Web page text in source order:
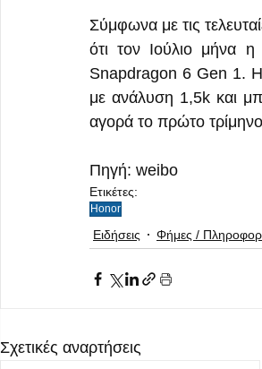
Σύμφωνα με τις
ότι τον Ιούλιο μήνα η
Snapdragon 6 Gen 1.
με ανάλυση 1,5k και
αγορά το πρώτο
Πηγή: weibo
Ετικέτες:
Honor
Ειδήσεις Φήμες /
Σχετικές αναρτήσεις